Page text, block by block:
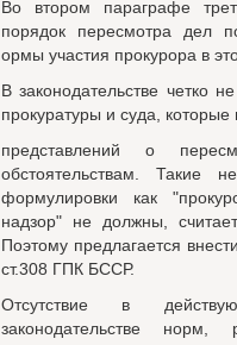
Во втором параграфе
порядок пересмотра дел
ормы участия прокурора в
В законодательстве четко
прокуратуры и суда,
представлений о
обстоятельствам. Такие
формулировки как
надзор" не должны,
Поэтому предлагается
ст.308 ГПК БССР.
Отсутствие в
законодательстве норм,